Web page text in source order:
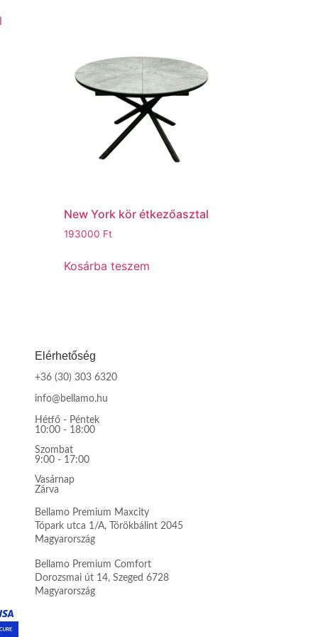
New York kör étkezőasztal
193000 Ft
Kosárba teszem
Elérhetőség
+36 (30) 303 6320
info@bellamo.hu
Hétfő - Péntek
10:00 - 18:00
Szombat
9:00 - 17:00
Vasárnap
Zárva
Bellamo Premium Maxcity
Tópark utca 1/A, Törökbálint 2045
Magyarország
Bellamo Premium Comfort
Dorozsmai út 14, Szeged 6728
Magyarország